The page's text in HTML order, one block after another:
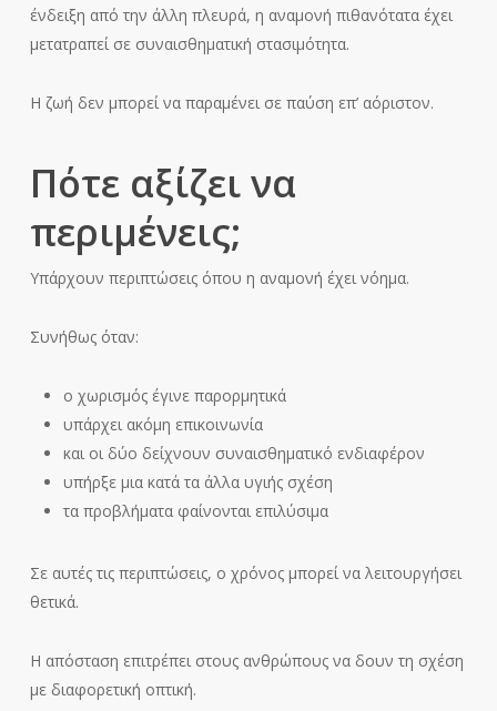
ένδειξη από την άλλη πλευρά, η αναμονή πιθανότατα έχει
μετατραπεί σε συναισθηματική στασιμότητα.
Η ζωή δεν μπορεί να παραμένει σε παύση επ’ αόριστον.
Πότε αξίζει να
περιμένεις;
Υπάρχουν περιπτώσεις όπου η αναμονή έχει νόημα.
Συνήθως όταν:
ο χωρισμός έγινε παρορμητικά
υπάρχει ακόμη επικοινωνία
και οι δύο δείχνουν συναισθηματικό ενδιαφέρον
υπήρξε μια κατά τα άλλα υγιής σχέση
τα προβλήματα φαίνονται επιλύσιμα
Σε αυτές τις περιπτώσεις, ο χρόνος μπορεί να λειτουργήσει
θετικά.
Η απόσταση επιτρέπει στους ανθρώπους να δουν τη σχέση
με διαφορετική οπτική.